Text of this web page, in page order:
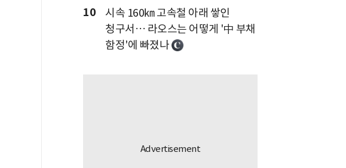
10
시속 160㎞ 고속철 아래 쌓인
청구서… 라오스는 어떻게 '中 부채
함정'에 빠졌나